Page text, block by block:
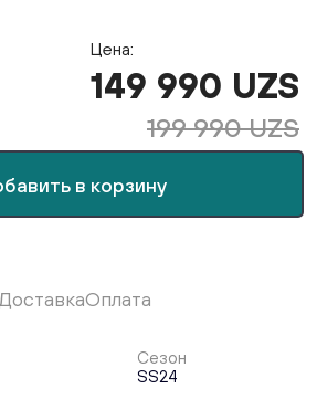
в корзину
Цена:
149 990 UZS
199 990 UZS
ДоставкаОплата
Сезон
SS24